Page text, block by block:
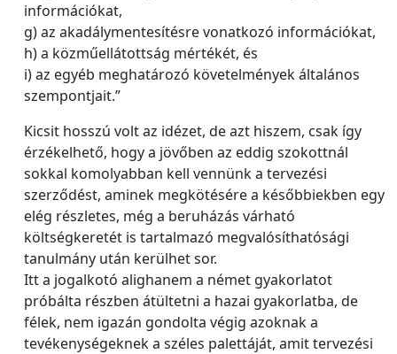
információkat,
g) az akadálymentesítésre vonatkozó információkat,
h) a közműellátottság mértékét, és
i) az egyéb meghatározó követelmények általános
szempontjait.”
Kicsit hosszú volt az idézet, de azt hiszem, csak így
érzékelhető, hogy a jövőben az eddig szokottnál
sokkal komolyabban kell vennünk a tervezési
szerződést, aminek megkötésére a későbbiekben egy
elég részletes, még a beruházás várható
költségkeretét is tartalmazó megvalósíthatósági
tanulmány után kerülhet sor.
Itt a jogalkotó alighanem a német gyakorlatot
próbálta részben átültetni a hazai gyakorlatba, de
félek, nem igazán gondolta végig azoknak a
tevékenységeknek a széles palettáját, amit tervezési